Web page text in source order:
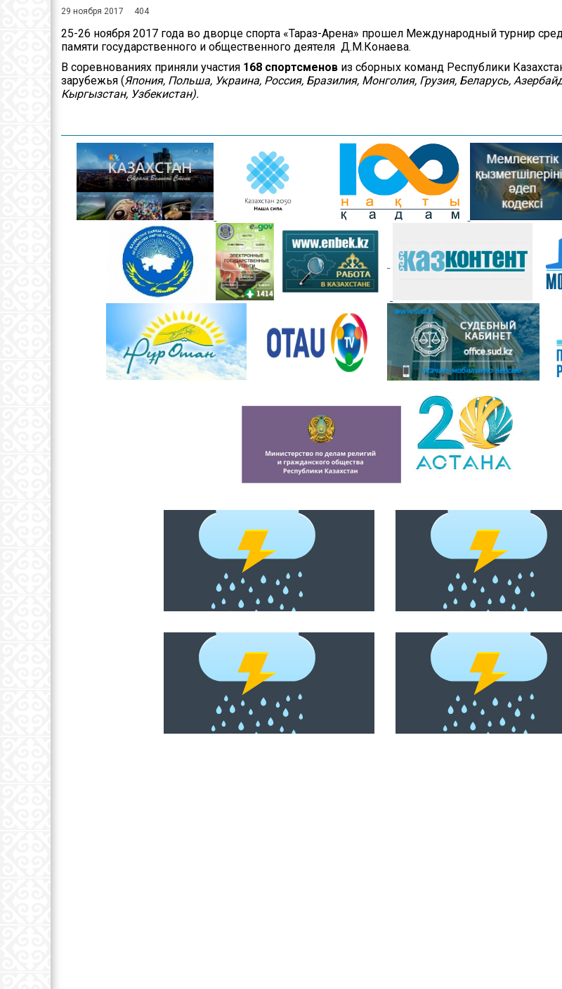
Руководство
Положение
управления
службу
29 ноября 2017 404
25-26 ноября 2017 года во дворце спорта «Тараз-Арена» прошел Международный турнир
памяти государственного и общественного деятеля Д.М.Конаева.
В соревнованиях приняли участия 168 спортсменов из сборных команд Республики
зарубежья (Япония, Польша, Украина, Россия, Бразилия, Монголия, Грузия, Беларусь,
Кыргызстан, Узбекистан).